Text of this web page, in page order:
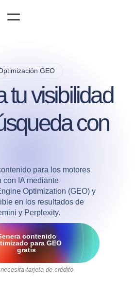
GEO
tu visibilidad
con
para los motores
con IA mediante
Optimization (GEO) y
en los resultados de
y Perplexity.
contenido
para GEO
gratis
tarjeta de crédito